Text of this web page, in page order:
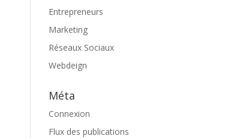
Entrepreneurs
Marketing
Réseaux Sociaux
Webdeign
Méta
Connexion
Flux des publications